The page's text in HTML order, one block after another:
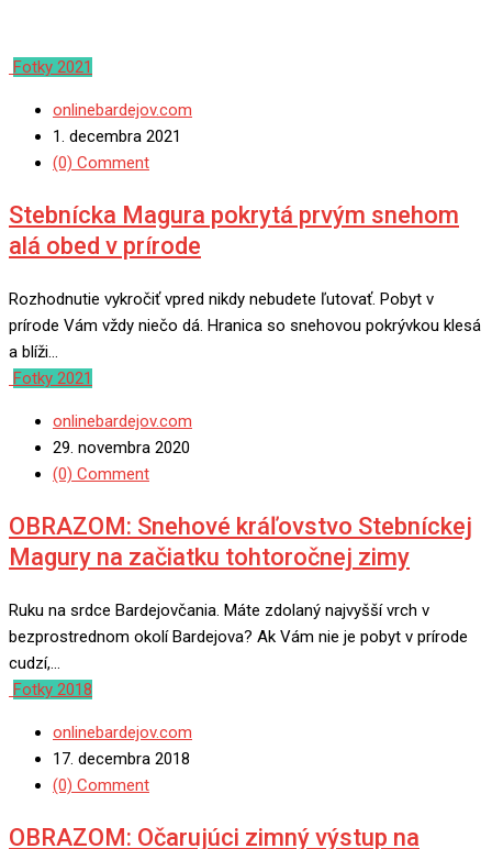
Fotky 2021
onlinebardejov.com
1. decembra 2021
(0) Comment
Stebnícka Magura pokrytá prvým snehom
alá obed v prírode
Rozhodnutie vykročiť vpred nikdy nebudete ľutovať. Pobyt v
prírode Vám vždy niečo dá. Hranica so snehovou pokrývkou klesá
a blíži…
Fotky 2021
onlinebardejov.com
29. novembra 2020
(0) Comment
OBRAZOM: Snehové kráľovstvo Stebníckej
Magury na začiatku tohtoročnej zimy
Ruku na srdce Bardejovčania. Máte zdolaný najvyšší vrch v
bezprostrednom okolí Bardejova? Ak Vám nie je pobyt v prírode
cudzí,…
Fotky 2018
onlinebardejov.com
17. decembra 2018
(0) Comment
OBRAZOM: Očarujúci zimný výstup na